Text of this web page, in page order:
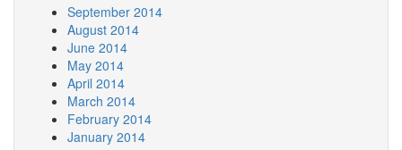
September 2014
August 2014
June 2014
May 2014
April 2014
March 2014
February 2014
January 2014